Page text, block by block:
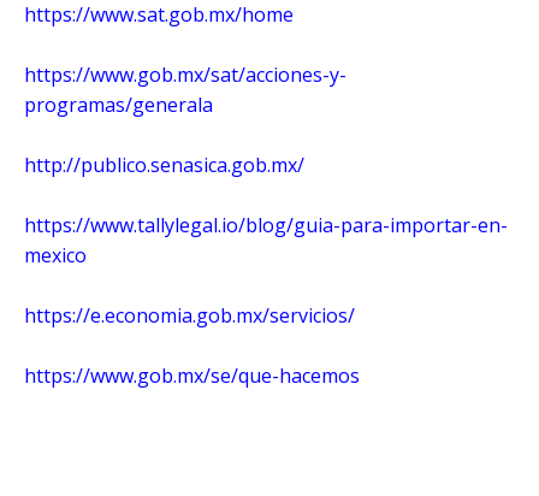
https://www.sat.gob.mx/home
https://www.gob.mx/sat/acciones-y-
programas/generala
http://publico.senasica.gob.mx/
https://www.tallylegal.io/blog/guia-para-importar-en-
mexico
https://e.economia.gob.mx/servicios/
https://www.gob.mx/se/que-hacemos